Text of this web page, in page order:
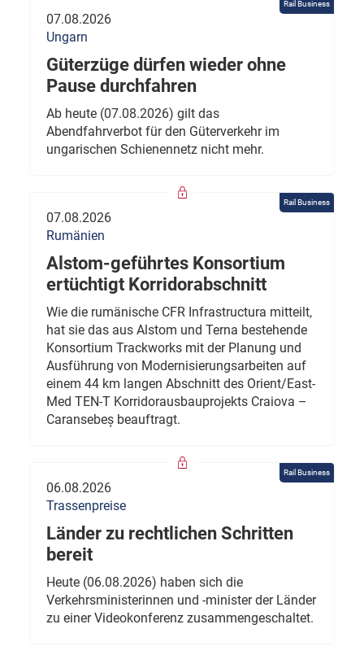
Rail Business
07.08.2026
Ungarn
Güterzüge dürfen wieder ohne
Pause durchfahren
Ab heute (07.08.2026) gilt das
Abendfahrverbot für den Güterverkehr im
ungarischen Schienennetz nicht mehr.
Rail Business
07.08.2026
Rumänien
Alstom-geführtes Konsortium
ertüchtigt Korridorabschnitt
Wie die rumänische CFR Infrastructura mitteilt,
hat sie das aus Alstom und Terna bestehende
Konsortium Trackworks mit der Planung und
Ausführung von Modernisierungsarbeiten auf
einem 44 km langen Abschnitt des Orient/East-
Med TEN-T Korridorausbauprojekts Craiova –
Caransebeș beauftragt.
Rail Business
06.08.2026
Trassenpreise
Länder zu rechtlichen Schritten
bereit
Heute (06.08.2026) haben sich die
Verkehrsministerinnen und -minister der Länder
zu einer Videokonferenz zusammengeschaltet.